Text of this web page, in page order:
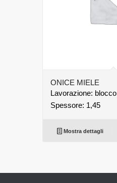
ONICE MIELE
Lavorazione: blocco
Spessore: 1,45
Mostra dettagli